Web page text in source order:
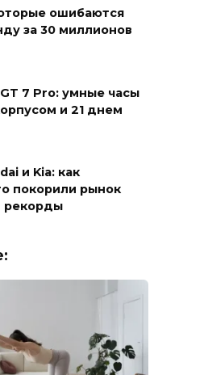
ошибаются
за 30 миллионов
7 Pro: умные часы
и 21 днем
и Kia: как
покорили рынок
рекорды